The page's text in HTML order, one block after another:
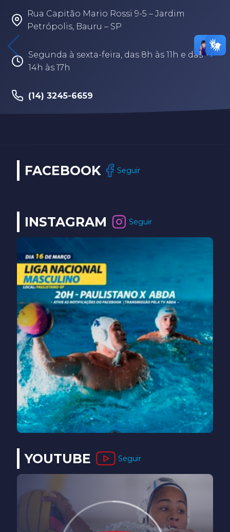
Rua Capitão Mario Rossi 9-5 – Jardim
Petrópolis, Bauru – SP
Segunda à sexta-feira, das 8h às 11h e das
14h às 17h
(14) 3245-6659
FACEBOOK Seguir
INSTAGRAM Seguir
YOUTUBE Seguir